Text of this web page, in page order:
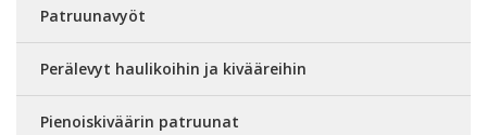
Patruunavyöt
Perälevyt haulikoihin ja kivääreihin
Pienoiskiväärin patruunat